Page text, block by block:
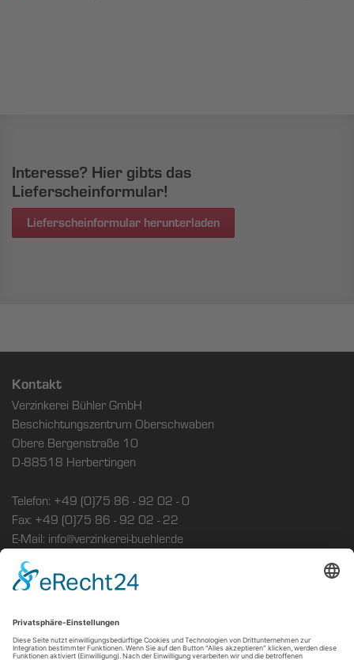
Interesse? Hier gibts das
Lieferscheinformular!
Lieferscheinformular herunterladen
Kontakt
Verzinkerei Bühler GmbH
Beschichtungszentrum Oberschwaben
Obere Bergenstraße 10
D-88518 Herbertingen
Telefon: +49 (0)75 86 - 92 02 - 0
Fax: +49 (0)75 86 - 92 02 - 22
E-Mail: info@verzinkerei-buehler.de